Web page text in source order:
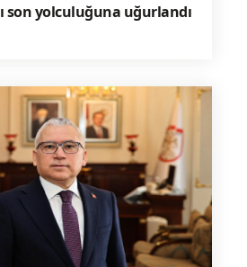
son yolculuğuna uğurlandı